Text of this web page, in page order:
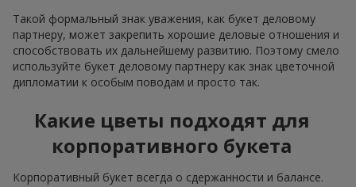
Такой формальный знак уважения, как букет деловому
партнеру, может закрепить хорошие деловые отношения и
способствовать их дальнейшему развитию. Поэтому смело
используйте букет деловому партнеру как знак цветочной
дипломатии к особым поводам и просто так.
Какие цветы подходят для
корпоративного букета
Корпоративный букет всегда о сдержанности и балансе.